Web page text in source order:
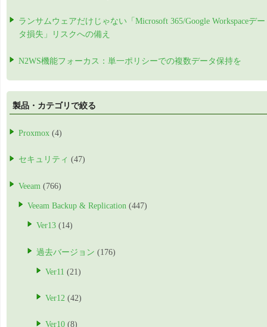
ランサムウェアだけじゃない「Microsoft 365/Google Workspaceデー
タ損失」リスクへの備え
N2WS機能フォーカス：単一ポリシーでの複数データ保持を
製品・カテゴリで絞る
Proxmox (4)
セキュリティ (47)
Veeam (766)
Veeam Backup & Replication (447)
Ver13 (14)
過去バージョン (176)
Ver11 (21)
Ver12 (42)
Ver10 (8)